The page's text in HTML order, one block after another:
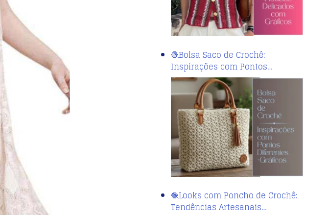
🧶Bolsa Saco de Crochê:
Inspirações com Pontos…
🧶Looks com Poncho de Crochê:
Tendências Artesanais…